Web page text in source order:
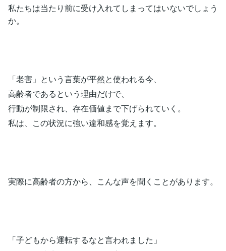
私たちは当たり前に受け入れてしまってはいないでしょう
か。
「老害」という言葉が平然と使われる今、
高齢者であるという理由だけで、
行動が制限され、存在価値まで下げられていく。
私は、この状況に強い違和感を覚えます。
実際に高齢者の方から、こんな声を聞くことがあります。
「子どもから運転するなと言われました」